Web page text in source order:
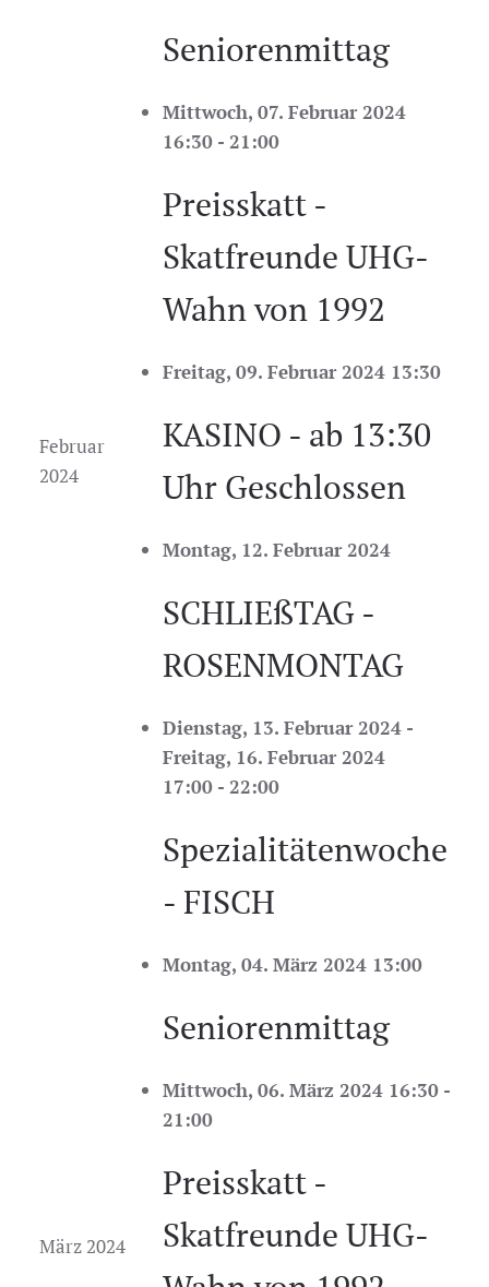
Februar
2024
Seniorenmittag
Mittwoch, 07. Februar 2024
16:30 - 21:00
Preisskatt -
Skatfreunde UHG-
Wahn von 1992
Freitag, 09. Februar 2024 13:30
KASINO - ab 13:30
Uhr Geschlossen
Montag, 12. Februar 2024
SCHLIEßTAG -
ROSENMONTAG
Dienstag, 13. Februar 2024 -
Freitag, 16. Februar 2024
17:00 - 22:00
Spezialitätenwoche
- FISCH
März 2024
Montag, 04. März 2024 13:00
Seniorenmittag
Mittwoch, 06. März 2024 16:30 -
21:00
Preisskatt -
Skatfreunde UHG-